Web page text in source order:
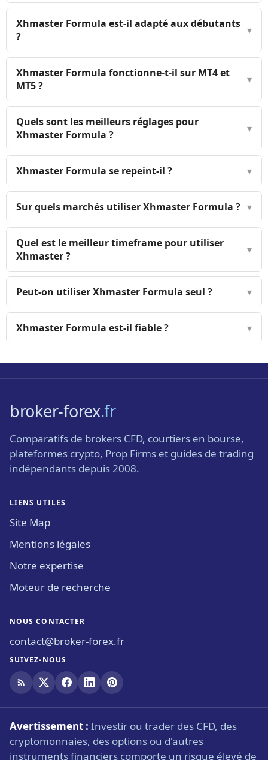
Xhmaster Formula est-il adapté aux débutants
?
▾
Xhmaster Formula fonctionne-t-il sur MT4 et
MT5 ?
▾
Quels sont les meilleurs réglages pour
Xhmaster Formula ?
▾
Xhmaster Formula se repeint-il ? ▾
Sur quels marchés utiliser Xhmaster Formula ? ▾
Quel est le meilleur timeframe pour utiliser
Xhmaster ?
▾
Peut-on utiliser Xhmaster Formula seul ? ▾
Xhmaster Formula est-il fiable ? ▾
broker-forex.fr
Comparatifs de brokers CFD, courtiers en bourse,
plateformes crypto, Prop Firms et guides de trading
indépendants depuis 2008.
LIENS UTILES
Site Map
Mentions légales
Notre expertise
Moteur de recherche
NOUS CONTACTER
contact@broker-forex.fr
SUIVEZ-NOUS
Avertissement : Investir ou trader des CFD, des
cryptomonnaies, des options ou d'autres
instruments financiers comporte un risque élevé de